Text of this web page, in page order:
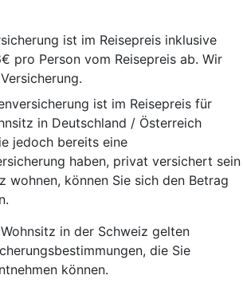
ist im Reisepreis inklusive
pro Person vom Reisepreis ab. Wir
ist im Reisepreis für
in Deutschland / Österreich
jedoch bereits eine
haben, privat versichert sein
wohnen, können Sie sich den Betrag
in der Schweiz gelten
die Sie
können.